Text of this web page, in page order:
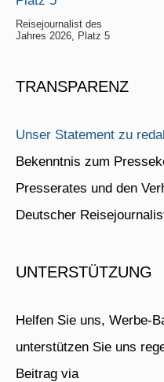
Reisejournalist des
Jahres 2026, Platz 5
TRANSPARENZ
Unser Statement zu
Bekenntnis zum
Presserates und den
Deutscher
UNTERSTÜTZUNG
Helfen Sie uns, Werbe-
unterstützen Sie uns
Beitrag via